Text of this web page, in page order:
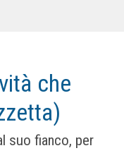
che
suo fianco, per